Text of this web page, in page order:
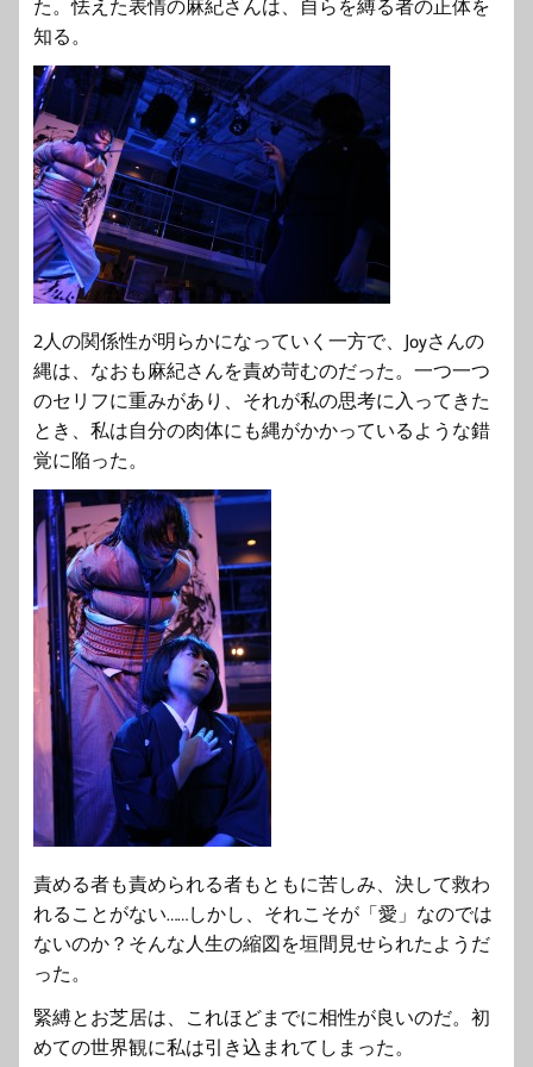
た。怯えた表情の麻紀さんは、自らを縛る者の正体を
知る。
2人の関係性が明らかになっていく一方で、Joyさんの
縄は、なおも麻紀さんを責め苛むのだった。一つ一つ
のセリフに重みがあり、それが私の思考に入ってきた
とき、私は自分の肉体にも縄がかかっているような錯
覚に陥った。
責める者も責められる者もともに苦しみ、決して救わ
れることがない……しかし、それこそが「愛」なのでは
ないのか？そんな人生の縮図を垣間見せられたようだ
った。
緊縛とお芝居は、これほどまでに相性が良いのだ。初
めての世界観に私は引き込まれてしまった。